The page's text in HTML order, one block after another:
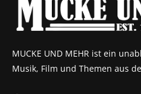
MUCKE UND MEHR ist ein
Musik, Film und Themen aus